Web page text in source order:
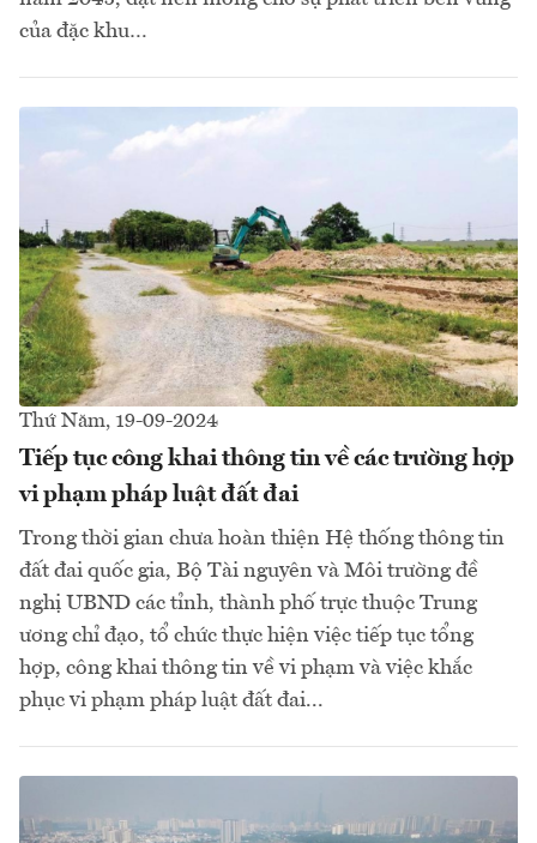
của đặc khu…
Thứ Năm, 19-09-2024
Tiếp tục công khai thông tin về các trường hợp
vi phạm pháp luật đất đai
Trong thời gian chưa hoàn thiện Hệ thống thông tin
đất đai quốc gia, Bộ Tài nguyên và Môi trường đề
nghị UBND các tỉnh, thành phố trực thuộc Trung
ương chỉ đạo, tổ chức thực hiện việc tiếp tục tổng
hợp, công khai thông tin về vi phạm và việc khắc
phục vi phạm pháp luật đất đai...